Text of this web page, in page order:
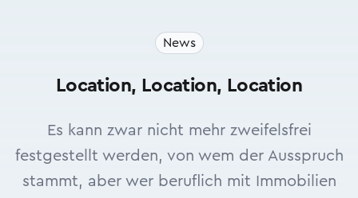
News
Location, Location, Location
Es kann zwar nicht mehr zweifelsfrei
festgestellt werden, von wem der Ausspruch
stammt, aber wer beruflich mit Immobilien